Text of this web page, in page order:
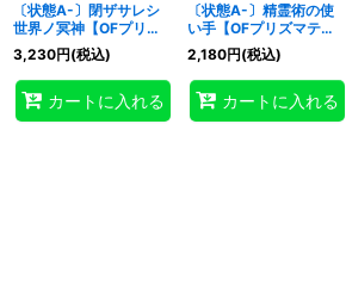
〔状態A-〕閉ザサレシ
世界ノ冥神【OFプリズ
マティックシークレッ
ト】{LOSP-JP018}《リ
ンク》
3,230円(税込)
カートに入れる
〔状態A-〕精霊術の使
い手【OFプリズマティ
ックシークレット】
{LOSP-JP019}《魔法》
2,180円(税込)
カートに入れる